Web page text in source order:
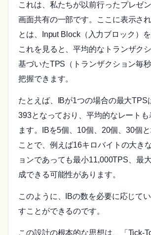
これは、私たちが以前行ったプレゼ
画面共有の一部です。ここに表示され
とは、Input Block（入力ブロック）を
これを見ると、平均的なトランザク
基づいたTPS（トランザクション毎
把握できます。
たとえば、IBが1つの場合の最大TPS
393となっており、平均的なレート
ます。IBを5個、10個、20個、30個と
ことで、例えば16キロバイトの大き
ョンであっても最小11,000TPS、最
成できる可能性があります。
このように、IBの数を必要に応じて
すことができるのです。
この設計の根本的な思想は、「Tick-